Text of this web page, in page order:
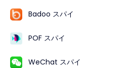
Badoo スパイ
POF スパイ
WeChat スパイ